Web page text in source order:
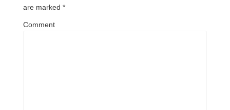
are marked *
Comment